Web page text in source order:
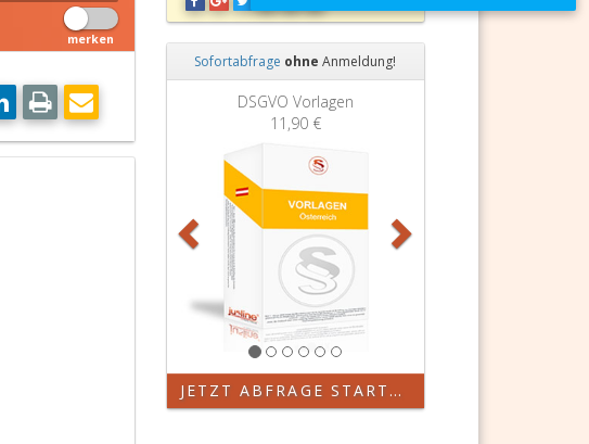
merken
Sofortabfrage ohne Anmeldung!
DSGVO Vorlagen
11,90 €
Zurück
JETZT ABFRAGE STARTEN